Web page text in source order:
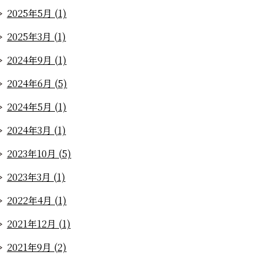
2025年5月 (1)
2025年3月 (1)
2024年9月 (1)
2024年6月 (5)
2024年5月 (1)
2024年3月 (1)
2023年10月 (5)
2023年3月 (1)
2022年4月 (1)
2021年12月 (1)
2021年9月 (2)